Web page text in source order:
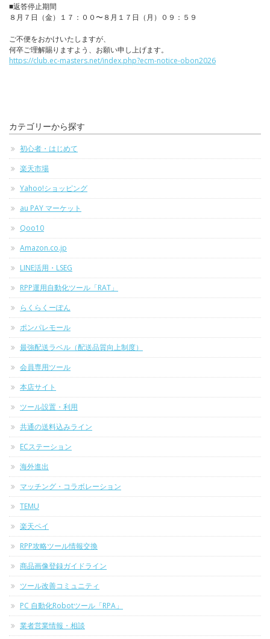
■返答停止期間
８月７日（金）１７：００〜８月１７日（月）０９：５９
ご不便をおかけいたしますが、
何卒ご理解賜りますよう、お願い申し上げます。
https://club.ec-masters.net/index.php?ecm-notice-obon2026
カテゴリーから探す
初心者・はじめて
楽天市場
Yahoo!ショッピング
au PAY マーケット
Qoo10
Amazon.co.jp
LINE活用・LSEG
RPP運用自動化ツール「RAT」
らくらくーぽん
ポンパレモール
最強配送ラベル（配送品質向上制度）
会員専用ツール
本店サイト
ツール設置・利用
共通の送料込みライン
ECステーション
海外進出
マッチング・コラボレーション
TEMU
楽天ペイ
RPP攻略ツール情報交換
商品画像登録ガイドライン
ツール改善コミュニティ
PC 自動化Robotツール「RPA」
業者営業情報・相談